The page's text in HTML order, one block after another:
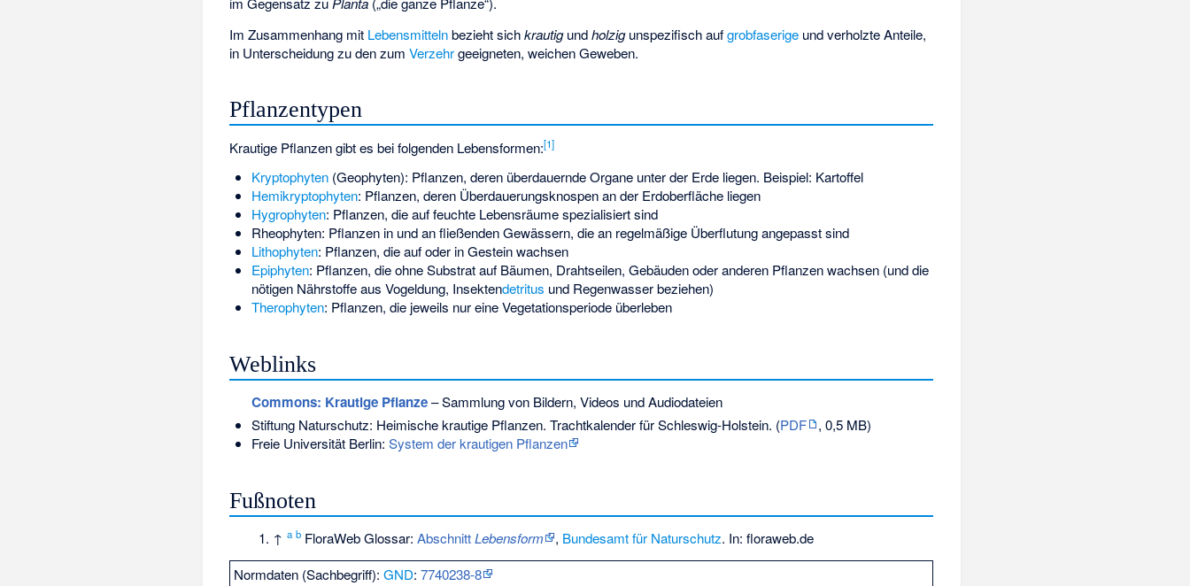
Im Zusammenhang mit Lebensmittelnbezieht sichkrautigundholzigunspezifisch aufgrobfaserige und verholzte Anteile,
in Unterscheidung zu den zumVerzehrgeeigneten, weichen Geweben.
Pflanzentypen
Krautige Pflanzen gibt es bei folgenden Lebensformen:[1]
Kryptophyten(Geophyten): Pflanzen, deren überdauernde Organe unter der Erde liegen. Beispiel: Kartoffel
Hemikryptophyten: Pflanzen, deren Überdauerungsknospen an der Erdoberfläche liegen
Hygrophyten: Pflanzen, die auf feuchte Lebensräume spezialisiert sind
Rheophyten: Pflanzen in und an fließenden Gewässern, die an regelmäßige Überflutung angepasst sind
Lithophyten: Pflanzen, die auf oder in Gestein wachsen
Epiphyten: Pflanzen, die ohne Substrat auf Bäumen, Drahtseilen, Gebäuden oder anderen Pflanzen wachsen (und die
nötigen Nährstoffe aus Vogeldung, Insektendetritus und Regenwasser beziehen)
Therophyten: Pflanzen, die jeweils nur eine Vegetationsperiode überleben
Weblinks
Commons: Krautige Pflanze– Sammlung von Bildern, Videos und Audiodateien
Stiftung Naturschutz: Heimische krautige Pflanzen. Trachtkalender für Schleswig-Holstein. (PDF
, 0,5 MB)
Freie Universität Berlin: System der krautigen Pflanzen
Fußnoten
↑ a b FloraWeb Glossar: AbschnittLebensform , Bundesamt für Naturschutz. In: floraweb.de
Normdaten (Sachbegriff):GND:7740238-8